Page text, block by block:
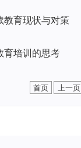
教育现状与对策
育培训的思考
首页 上一页